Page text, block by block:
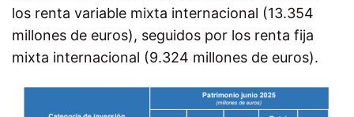
los renta variable mixta internacional (13.354
millones de euros), seguidos por los renta fija
mixta internacional (9.324 millones de euros).